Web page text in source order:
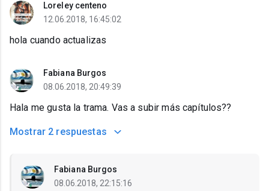
Loreley centeno
12.06.2018, 16:45:02
hola cuando actualizas
Fabiana Burgos
08.06.2018, 20:49:39
Hala me gusta la trama. Vas a subir más capítulos??
Mostrar 2 respuestas
Fabiana Burgos
08.06.2018, 22:15:16